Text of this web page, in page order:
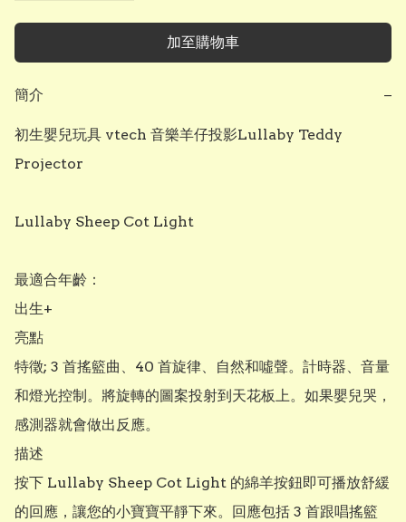
加至購物車
簡介 −
初生嬰兒玩具 vtech 音樂羊仔投影Lullaby Teddy
Projector
Lullaby Sheep Cot Light
最適合年齡：
出生+
亮點
特徵; 3 首搖籃曲、40 首旋律、自然和噓聲。計時器、音量
和燈光控制。將旋轉的圖案投射到天花板上。如果嬰兒哭，
感測器就會做出反應。
描述
按下 Lullaby Sheep Cot Light 的綿羊按鈕即可播放舒緩
的回應，讓您的小寶寶平靜下來。回應包括 3 首跟唱搖籃